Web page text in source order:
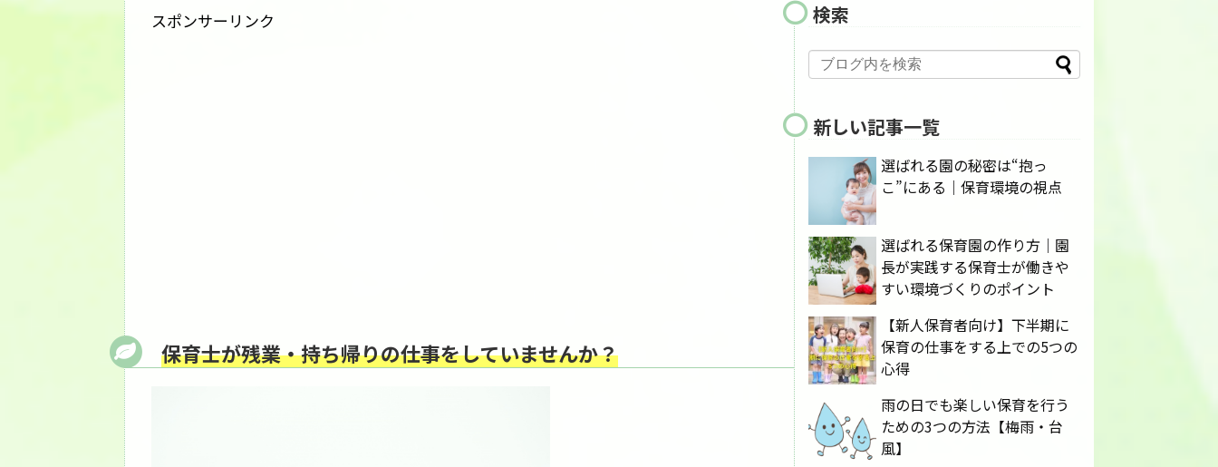
スポンサーリンク
保育士が残業・持ち帰りの仕事をしていませんか？
検索
新しい記事一覧
選ばれる園の秘密は“抱っ
こ”にある｜保育環境の視点
選ばれる保育園の作り方｜園
長が実践する保育士が働きや
すい環境づくりのポイント
【新人保育者向け】下半期に
保育の仕事をする上での5つの
心得
雨の日でも楽しい保育を行う
ための3つの方法【梅雨・台
風】